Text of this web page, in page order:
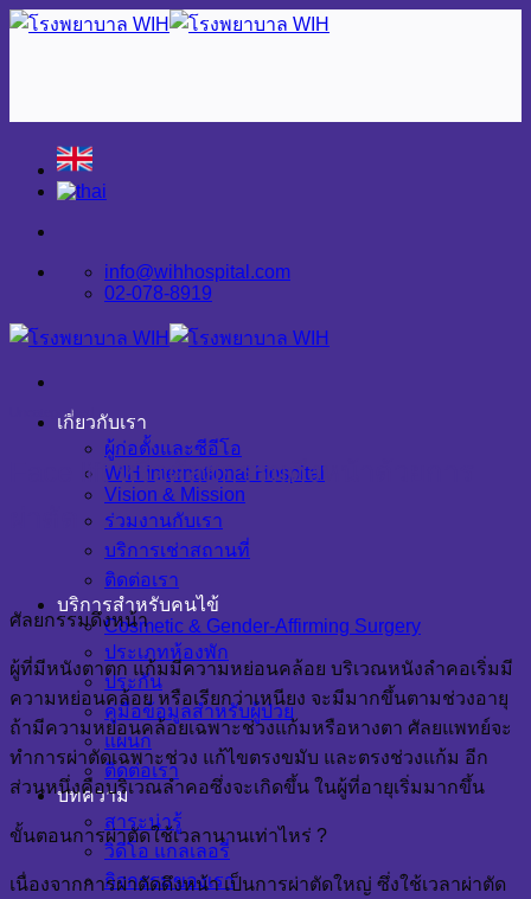
Skip
info@wihhospital.com
02-078-8919
เกี่ยวกับเรา
ผู้ก่อตั้งและซีอีโอ
WIH International Hospital
Vision & Mission
ร่วมงานกับเรา
บริการเช่าสถานที่
ติดต่อเรา
บริการสำหรับคนไข้
Cosmetic & Gender-Affirming Surgery
ประเภทห้องพัก
ประกัน
คู่มือข้อมูลสำหรับผู้ป่วย
แผนก
ติดต่อเรา
บทความ
สาระน่ารู้
วิดีโอ แกลเลอรี่
กิจกรรมของเรา
Uncategorized
Face lift หรือศัลยกรรมดึงหน้าด้วยการ
ศัลยกรรมดึงหน้า
ผู้ที่มีหนังตาตก แก้มมีความหย่อนคล้อย บริเวณหนังลำคอเริ่มมี
ความหย่อนคล้อย หรือเรียกว่าเหนียง จะมีมากขึ้นตามช่วงอายุ
ถ้ามีความหย่อนคล้อยเฉพาะช่วงแก้มหรือหางตา ศัลยแพทย์จะ
ทำการผ่าตัดเฉพาะช่วง แก้ไขตรงขมับ และตรงช่วงแก้ม อีก
ส่วนหนึ่งคือบริเวณลำคอซึ่งจะเกิดขึ้น ในผู้ที่อายุเริ่มมากขึ้น
ขั้นตอนการผ่าตัดใช้เวลานานเท่าไหร่ ?
เนื่องจากการผ่าตัดดึงหน้า เป็นการผ่าตัดใหญ่ ซึ่งใช้เวลาผ่าตัด